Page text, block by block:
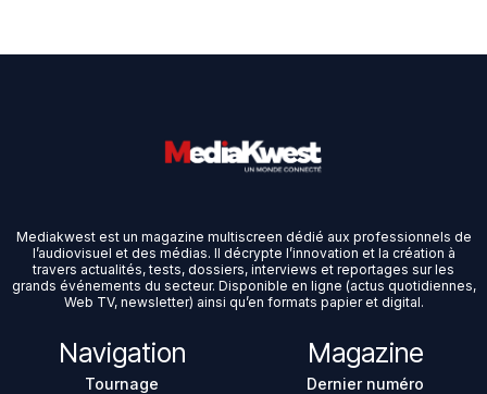
Mediakwest est un magazine multiscreen dédié aux professionnels de
l’audiovisuel et des médias. Il décrypte l’innovation et la création à
travers actualités, tests, dossiers, interviews et reportages sur les
grands événements du secteur. Disponible en ligne (actus quotidiennes,
Web TV, newsletter) ainsi qu’en formats papier et digital.
Navigation
Tournage
Magazine
Dernier numéro